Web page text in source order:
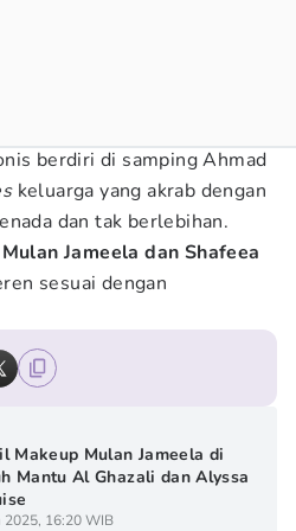
berdiri di samping Ahmad
keluarga yang akrab dengan
dan tak berlebihan.
Jameela dan Shafeea
sesuai dengan
Makeup Mulan Jameela di
Mantu Al Ghazali dan Alyssa
2025, 16:20 WIB